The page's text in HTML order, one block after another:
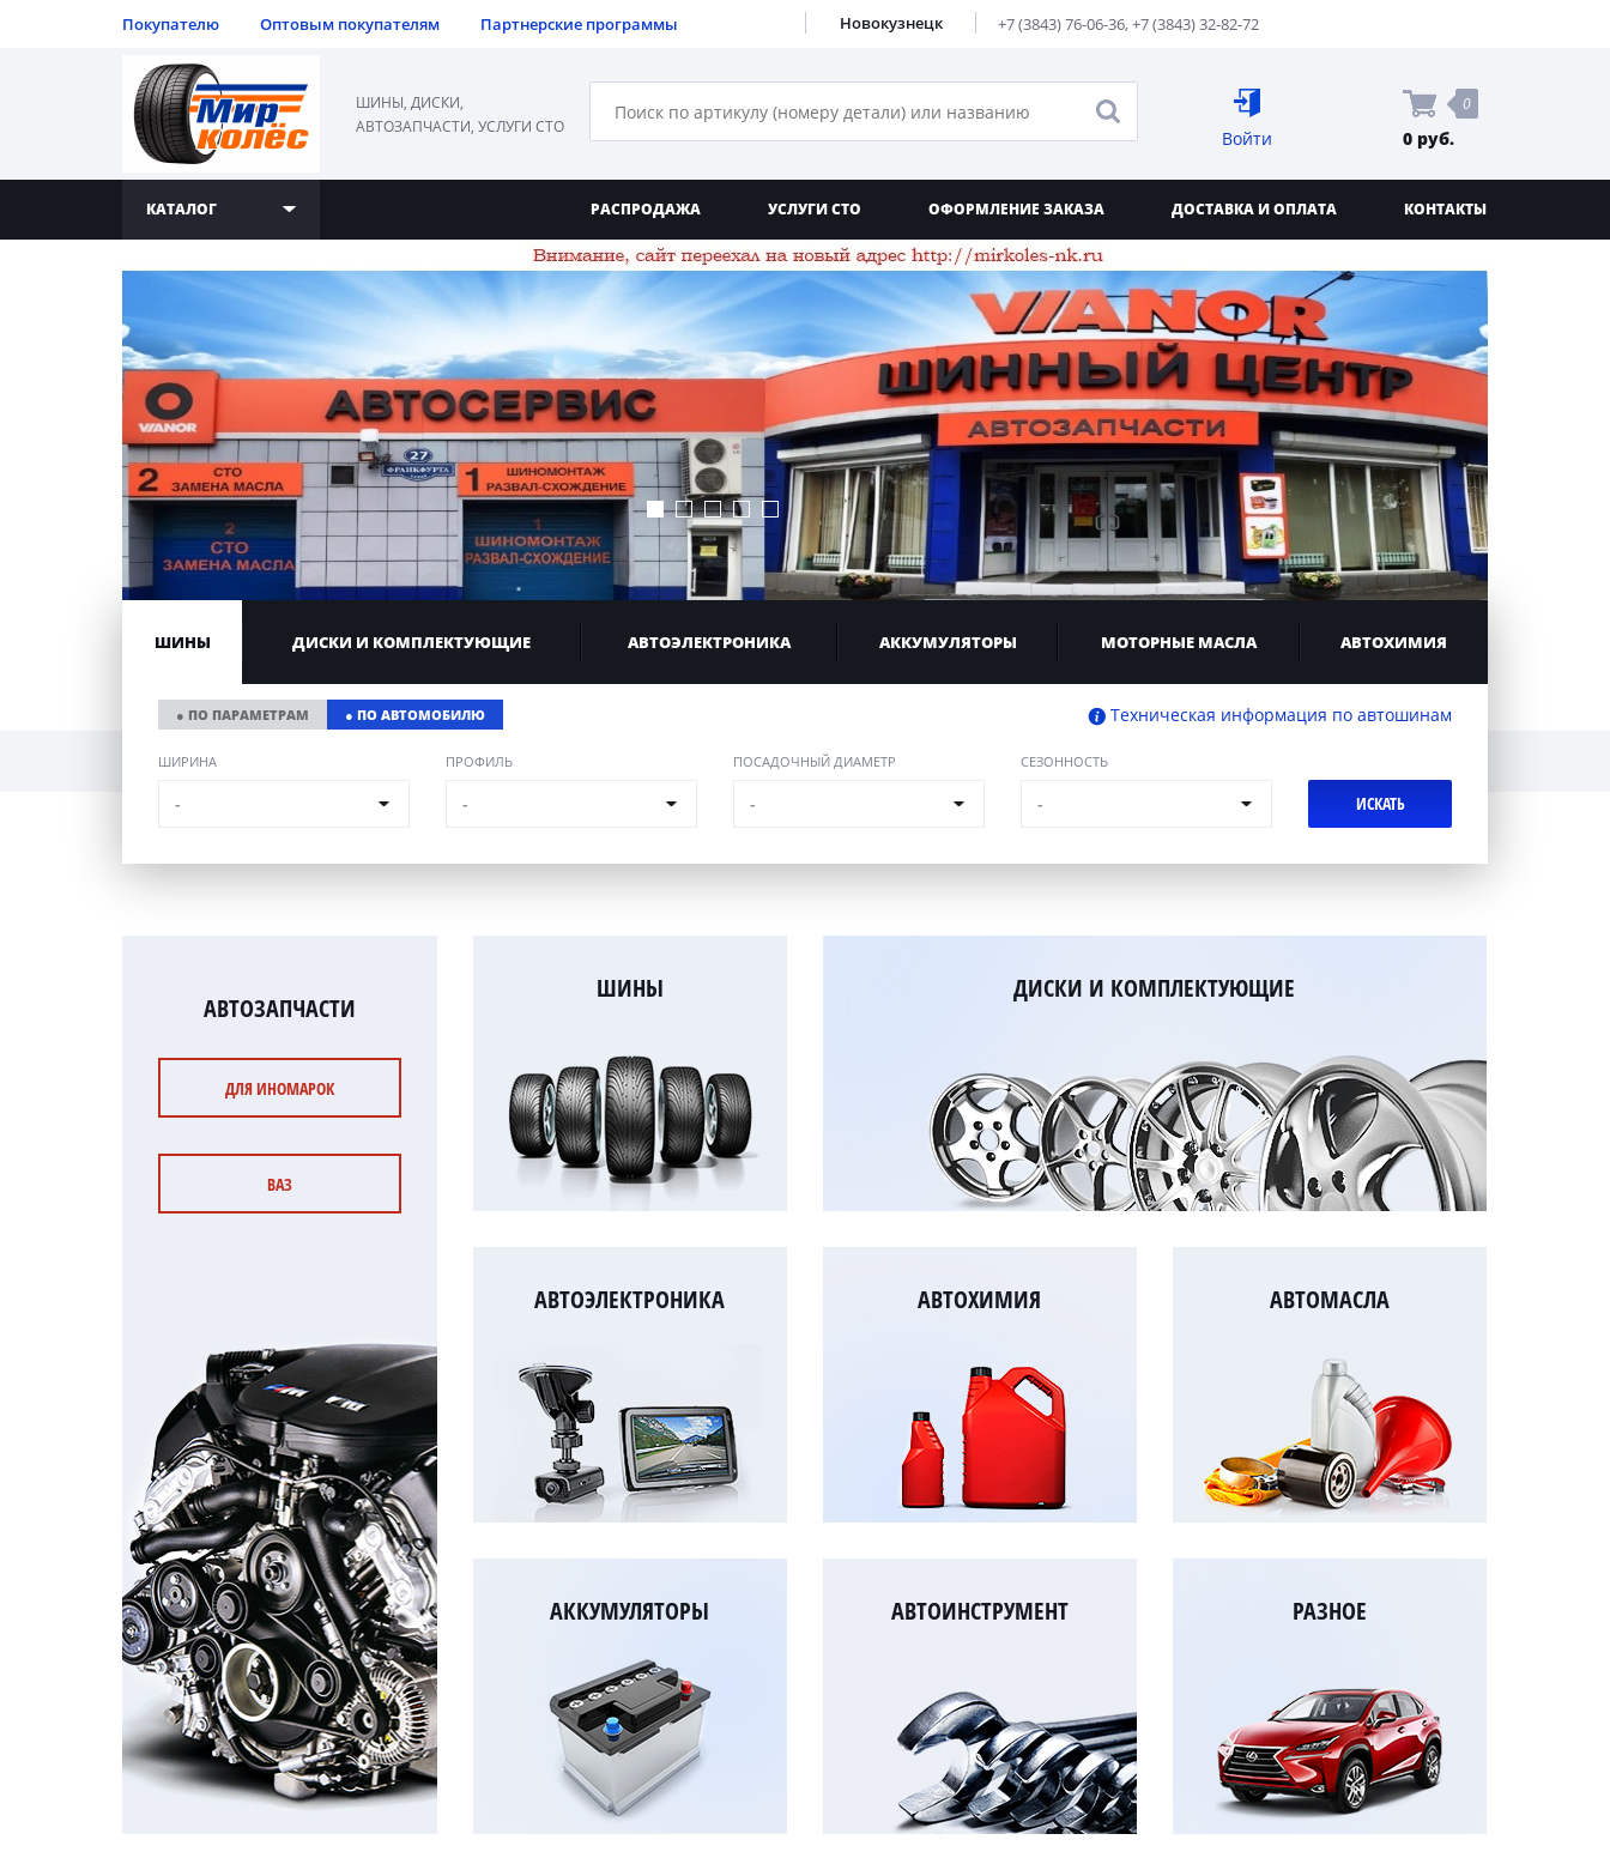
Покупателю Оптовым покупателям Партнерские программы Новокузнецк +7 (3843) 76-06-36,+7 (3843) 32-82-72
ШИНЫ, ДИСКИ,
АВТОЗАПЧАСТИ, УСЛУГИ СТО
Войти
0
0 руб.
КАТАЛОГ РАСПРОДАЖА УСЛУГИ СТО ОФОРМЛЕНИЕ ЗАКАЗА ДОСТАВКА И ОПЛАТА КОНТАКТЫ
ШИНЫ ДИСКИ И КОМПЛЕКТУЮЩИЕ АВТОЭЛЕКТРОНИКА АККУМУЛЯТОРЫ МОТОРНЫЕ МАСЛА АВТОХИМИЯ
● ПО ПАРАМЕТРАМ ● ПО АВТОМОБИЛЮ Техническая информация по автошинам
ШИРИНА
-
ПРОФИЛЬ
-
ПОСАДОЧНЫЙ ДИАМЕТР
-
СЕЗОННОСТЬ
-
АВТОЗАПЧАСТИ
ДЛЯ ИНОМАРОК
ВАЗ
ШИНЫ ДИСКИ И КОМПЛЕКТУЮЩИЕ
АВТОЭЛЕКТРОНИКА АВТОХИМИЯ АВТОМАСЛА
АККУМУЛЯТОРЫ АВТОИНСТРУМЕНТ РАЗНОЕ